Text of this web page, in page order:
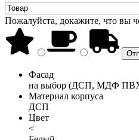
Пожалуйста, докажите, что вы
Фасад
на выбор (ДСП, МДФ
Материал корпуса
ДСП
Цвет
<